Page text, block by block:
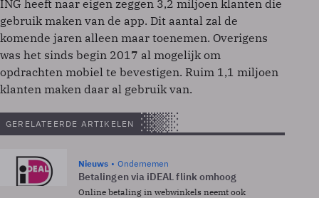
ING heeft naar eigen zeggen 3,2 miljoen klanten die
gebruik maken van de app. Dit aantal zal de
komende jaren alleen maar toenemen. Overigens
was het sinds begin 2017 al mogelijk om
opdrachten mobiel te bevestigen. Ruim 1,1 miljoen
klanten maken daar al gebruik van.
GERELATEERDE ARTIKELEN
Nieuws Ondernemen
Betalingen via iDEAL flink omhoog
Online betaling in webwinkels neemt ook